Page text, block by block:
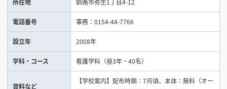
見学会WEB手引書
所在地 釧路市弥生1丁目4-12
電話番号 事務：0154-44-7766
設立年 2008年
学科・コース 看護学科（昼3年・40名）
資料など
【学校案内】配布時期：7月頃、本体：無料（オー